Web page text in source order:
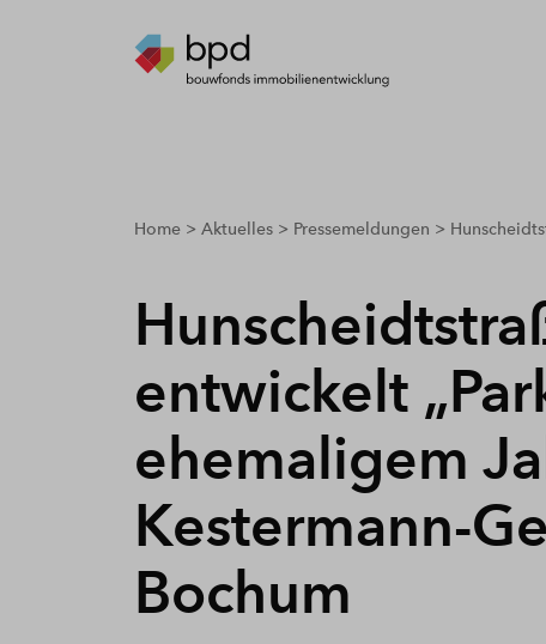
breadcrumbs.youarehere
Home Aktuelles Pressemeldungen
entwickelt
ehemaligem
Kestermann-
Bochum